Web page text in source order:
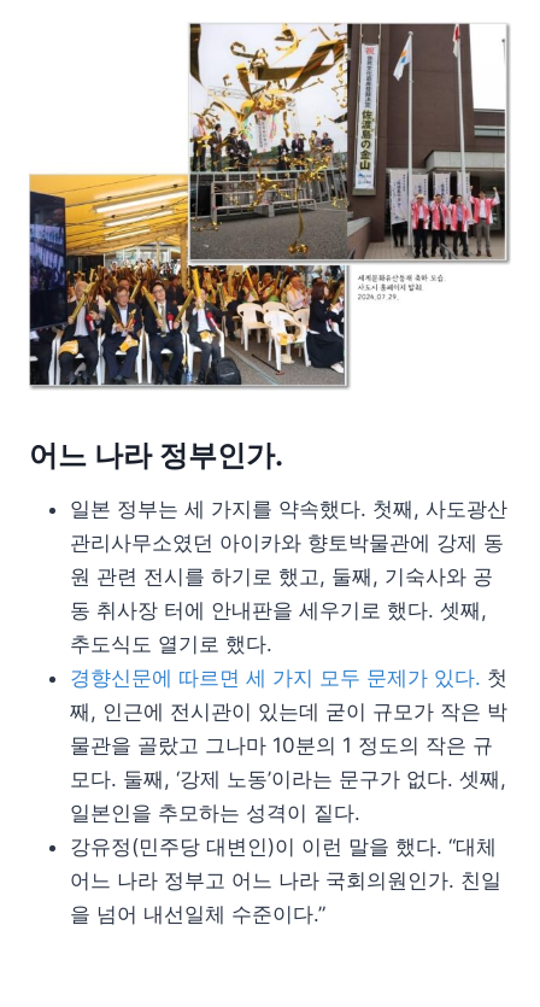
어느 나라 정부인가.
일본 정부는 세 가지를 약속했다. 첫째, 사도광산
관리사무소였던 아이카와 향토박물관에 강제 동
원 관련 전시를 하기로 했고, 둘째, 기숙사와 공
동 취사장 터에 안내판을 세우기로 했다. 셋째,
추도식도 열기로 했다.
경향신문에 따르면 세 가지 모두 문제가 있다. 첫
째, 인근에 전시관이 있는데 굳이 규모가 작은 박
물관을 골랐고 그나마 10분의 1 정도의 작은 규
모다. 둘째, ‘강제 노동’이라는 문구가 없다. 셋째,
일본인을 추모하는 성격이 짙다.
강유정(민주당 대변인)이 이런 말을 했다. “대체
어느 나라 정부고 어느 나라 국회의원인가. 친일
을 넘어 내선일체 수준이다.”